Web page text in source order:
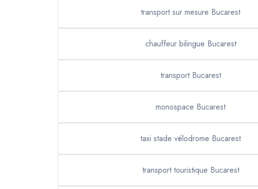
transport sur mesure Bucarest
chauffeur bilingue Bucarest
transport Bucarest
monospace Bucarest
taxi stade vélodrome Bucarest
transport touristique Bucarest